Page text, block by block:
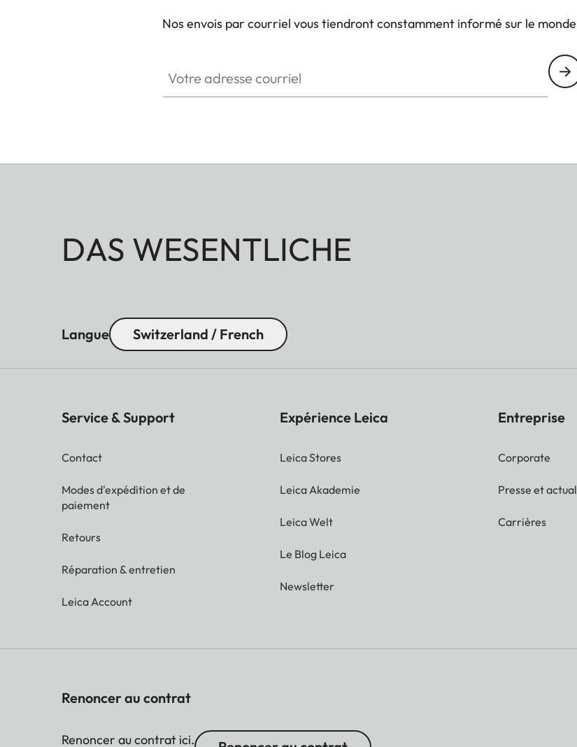
Nos envois par courriel vous tiendront constamment informé sur le
DAS WESENTLICHE
Langue Switzerland / French
Service & Support
Contact
Modes d'expédition et de
paiement
Retours
Réparation & entretien
Leica Account
Expérience Leica
Leica Stores
Leica Akademie
Leica Welt
Le Blog Leica
Newsletter
Entreprise
Corporate
Presse et
Carrières
Renoncer au contrat
Renoncer au contrat ici.